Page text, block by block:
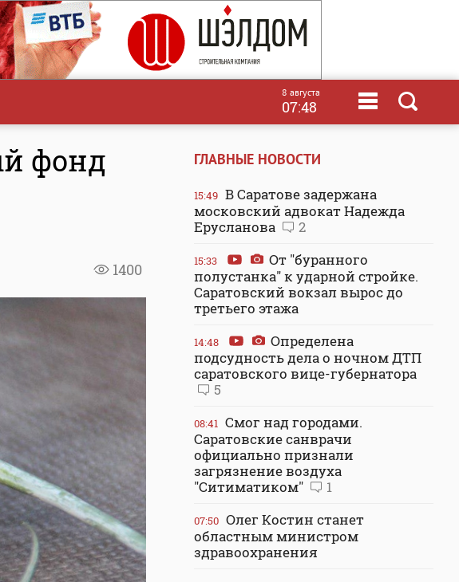
8 августа
07:48
фонд
1400
ГЛАВНЫЕ НОВОСТИ
15:49 В Саратове задержана
московский адвокат Надежда
Ерусланова
2
15:33
От "буранного
полустанка" к ударной стройке.
Саратовский вокзал вырос до
третьего этажа
14:48
Определена
подсудность дела о ночном ДТП
саратовского вице-губернатора
5
08:41 Смог над городами.
Саратовские санврачи
официально признали
загрязнение воздуха
"Ситиматиком"
1
07:50 Олег Костин станет
областным министром
здравоохранения